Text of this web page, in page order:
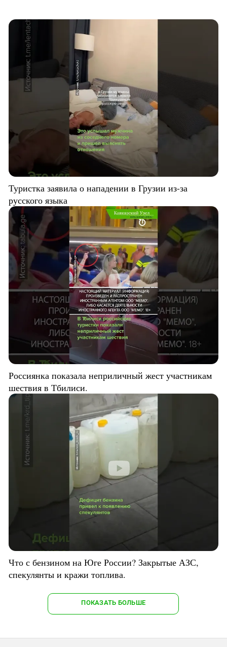
Туристка заявила о нападении в Грузии из-за
русского языка
Россиянка показала неприличный жест участникам
шествия в Тбилиси.
Что с бензином на Юге России? Закрытые АЗС,
спекулянты и кражи топлива.
ПОКАЗАТЬ БОЛЬШЕ